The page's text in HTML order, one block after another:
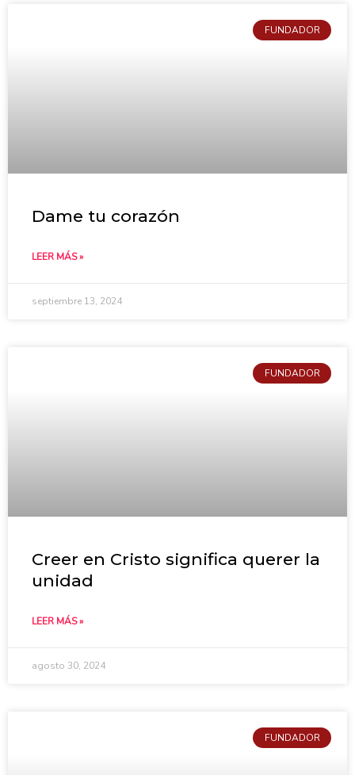
FUNDADOR
Dame tu corazón
LEER MÁS »
septiembre 13, 2024
FUNDADOR
Creer en Cristo significa querer la
unidad
LEER MÁS »
agosto 30, 2024
FUNDADOR